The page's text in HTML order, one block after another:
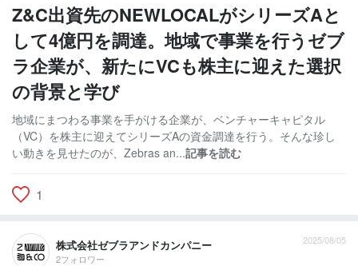
Z&C出資先のNEWLOCALがシリーズAと
して4億円を調達。地域で事業を行うゼブ
ラ企業が、新たにVCも株主に迎えた選択
の背景と学び
地域にまつわる事業を手がける企業が、ベンチャーキャピタル
（VC）を株主に迎えてシリーズAの資金調達を行う。そんな珍し
い動きを見せたのが、Zebras an...記事を読む
1
株式会社ゼブラアンドカンパニー
2フォロワー
2025/08/05